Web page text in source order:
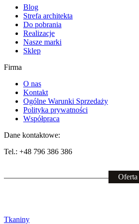
Blog
Strefa architekta
Do pobrania
Realizacje
Nasze marki
Sklep
Firma
O nas
Kontakt
Ogólne Warunki Sprzedaży
Polityka prywatności
Współpraca
Dane kontaktowe:
Tel.: +48 796 386 386
Tkaniny